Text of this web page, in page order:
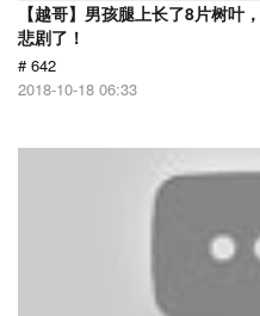
【越哥】男孩腿上长了8片树叶
悲剧了！
# 642
2018-10-18 06:33